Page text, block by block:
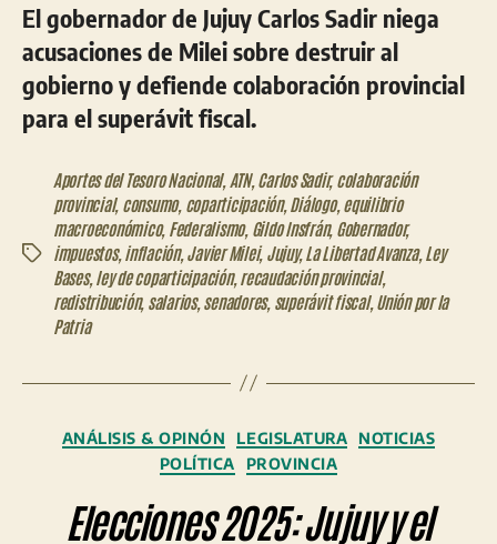
El gobernador de Jujuy Carlos Sadir niega
acusaciones de Milei sobre destruir al
gobierno y defiende colaboración provincial
para el superávit fiscal.
Etiquetas
Aportes del Tesoro Nacional, ATN, Carlos Sadir,colaboración
provincial, consumo, coparticipación, Diálogo, equilibrio
macroeconómico, Federalismo, Gildo Insfrán, Gobernador,
impuestos, inflación, Javier Milei, Jujuy,La Libertad Avanza, Ley
Bases, ley de coparticipación, recaudación provincial,
redistribución, salarios, senadores, superávit fiscal, Unión por la
Patria
Categorías
ANÁLISIS & OPINÓN LEGISLATURA
NOTICIAS
POLÍTICA
PROVINCIA
Elecciones 2025: Jujuy y el